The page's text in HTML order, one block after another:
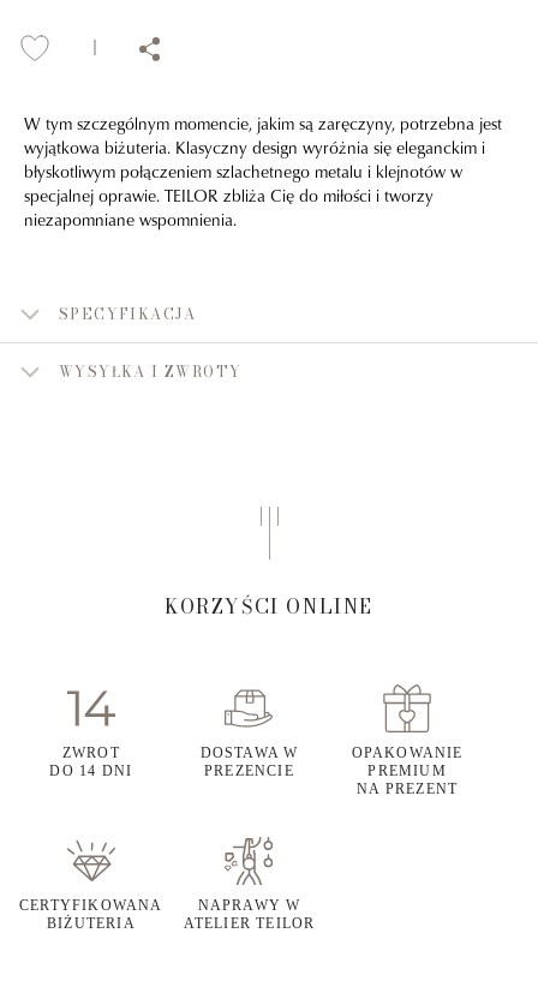
W tym szczególnym momencie, jakim są zaręczyny, potrzebna jest
wyjątkowa biżuteria. Klasyczny design wyróżnia się eleganckim i
błyskotliwym połączeniem szlachetnego metalu i klejnotów w
specjalnej oprawie. TEILOR zbliża Cię do miłości i tworzy
niezapomniane wspomnienia.
SPECYFIKACJA
WYSYŁKA I ZWROTY
KORZYŚCI ONLINE
ZWROT
DO 14 DNI
DOSTAWA W
PREZENCIE
OPAKOWANIE
PREMIUM
NA PREZENT
CERTYFIKOWANA
BIŻUTERIA
NAPRAWY W
ATELIER TEILOR